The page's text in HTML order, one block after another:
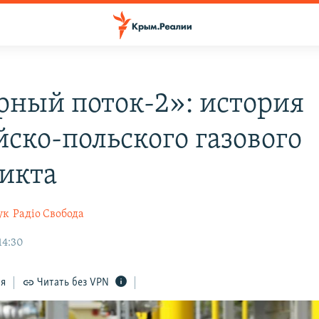
поток-2»: история
польского газового
Радіо Свобода
Читать без VPN